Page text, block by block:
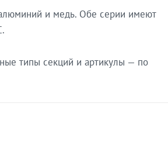
алюминий и медь. Обе серии имеют
типы секций и артикулы — по